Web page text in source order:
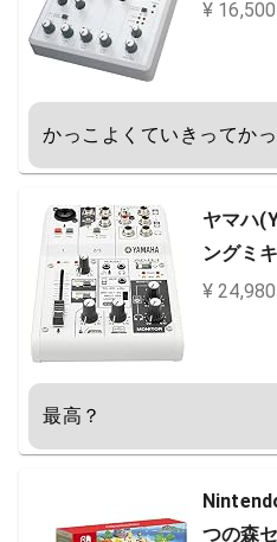
¥ 16,500
かっこよくていきってか
ヤマハ
¥ 24,980
最高？
つの森